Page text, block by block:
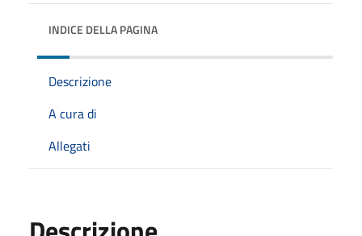
INDICE DELLA PAGINA
Descrizione
A cura di
Allegati